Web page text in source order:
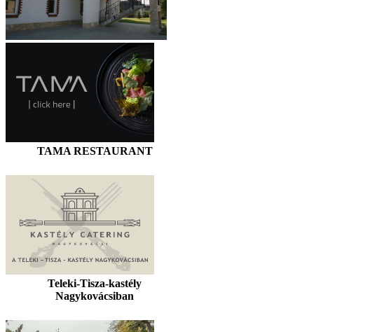
TAMA RESTAURANT
Teleki-Tisza-kastély
Nagykovácsiban